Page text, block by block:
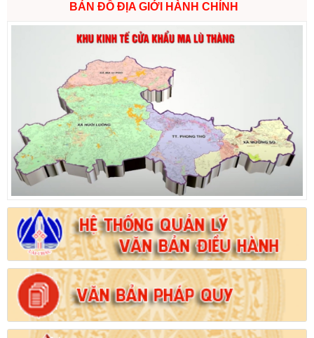
BẢN ĐỒ ĐỊA GIỚI HÀNH CHÍNH